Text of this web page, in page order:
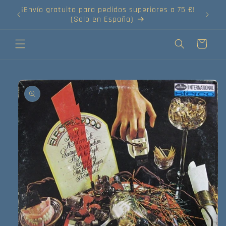
directamente
75 €!
Carrito
a la
información
del producto